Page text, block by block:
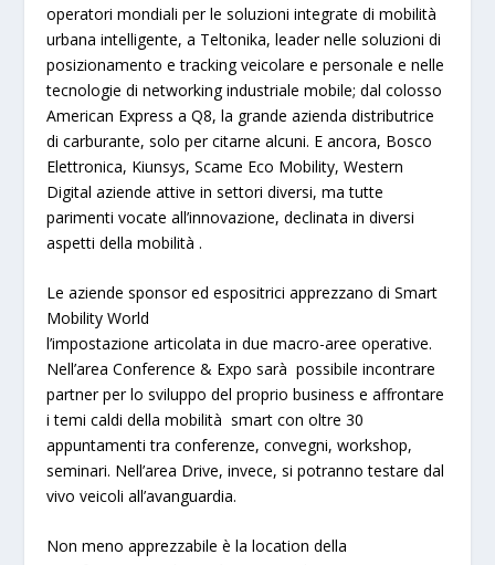
operatori mondiali per le soluzioni integrate di mobilità
urbana intelligente, a Teltonika, leader nelle soluzioni di
posizionamento e tracking veicolare e personale e nelle
tecnologie di networking industriale mobile; dal colosso
American Express aQ8, la grande azienda distributrice
di carburante, solo per citarne alcuni. E ancora, Bosco
Elettronica, Kiunsys, Scame Eco Mobility, Western
Digital aziende attive in settori diversi, ma tutte
parimenti vocateall’innovazione, declinata in diversi
aspetti della mobilità .
Le aziende sponsor ed espositrici apprezzano di Smart
Mobility World
l’impostazione articolata in due macro-aree operative.
Nell’areaConference & Expo sarà possibile incontrare
partner per lo sviluppo del proprio business e affrontare
i temi caldi della mobilità smart con oltre 30
appuntamenti tra conferenze, convegni, workshop,
seminari. Nell’area Drive, invece, si potranno testare dal
vivoveicoli all’avanguardia.
Non meno apprezzabile è la location della